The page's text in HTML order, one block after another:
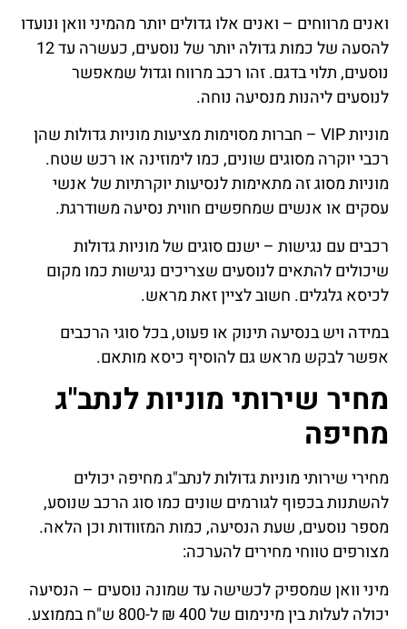
ואנים מרווחים – ואנים אלו גדולים יותר מהמיני וואן ונועדו
להסעה של כמות גדולה יותר של נוסעים, כעשרה עד 12
נוסעים, תלוי בדגם. זהו רכב מרווח וגדול שמאפשר
לנוסעים ליהנות מנסיעה נוחה.
מוניות VIP – חברות מסוימות מציעות מוניות גדולות שהן
רכבי יוקרה מסוגים שונים, כמו לימוזינה או רכש שטח.
מוניות מסוג זה מתאימות לנסיעות יוקרתיות של אנשי
עסקים או אנשים שמחפשים חווית נסיעה משודרגת.
רכבים עם נגישות – ישנם סוגים של מוניות גדולות
שיכולים להתאים לנוסעים שצריכים נגישות כמו מקום
לכיסא גלגלים. חשוב לציין זאת מראש.
במידה ויש בנסיעה תינוק או פעוט, בכל סוגי הרכבים
אפשר לבקש מראש גם להוסיף כיסא מותאם.
מחיר שירותי מוניות לנתב"ג
מחיפה
מחירי שירותי מוניות גדולות לנתב"ג מחיפה יכולים
להשתנות בכפוף לגורמים שונים כמו סוג הרכב שנוסע,
מספר נוסעים, שעת הנסיעה, כמות המזוודות וכן הלאה.
מצורפים טווחי מחירים להערכה:
מיני וואן שמספיק לכשישה עד שמונה נוסעים – הנסיעה
יכולה לעלות בין מינימום של 400 ₪ ל-800 ש"ח בממוצע.